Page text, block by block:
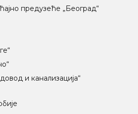
предузеће „Београд“
и канализација“